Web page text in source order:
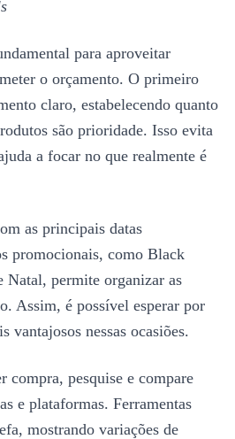
para aproveitar
o orçamento. O primeiro
claro, estabelecendo quanto
são prioridade. Isso evita
a focar no que realmente é
as principais datas
promocionais, como Black
permite organizar as
Assim, é possível esperar por
vantajosos nessas ocasiões.
compra, pesquise e compare
e plataformas. Ferramentas
mostrando variações de